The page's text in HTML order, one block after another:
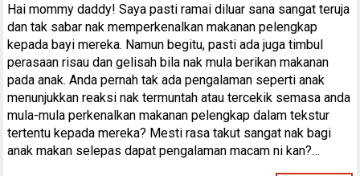
Hai mommy daddy! Saya pasti ramai diluar sana sangat teruja
dan tak sabar nak memperkenalkan makanan pelengkap
kepada bayi mereka. Namun begitu, pasti ada juga timbul
perasaan risau dan gelisah bila nak mula berikan makanan
pada anak. Anda pernah tak ada pengalaman seperti anak
menunjukkan reaksi nak termuntah atau tercekik semasa anda
mula-mula perkenalkan makanan pelengkap dalam tekstur
tertentu kepada mereka? Mesti rasa takut sangat nak bagi
anak makan selepas dapat pengalaman macam ni kan?…